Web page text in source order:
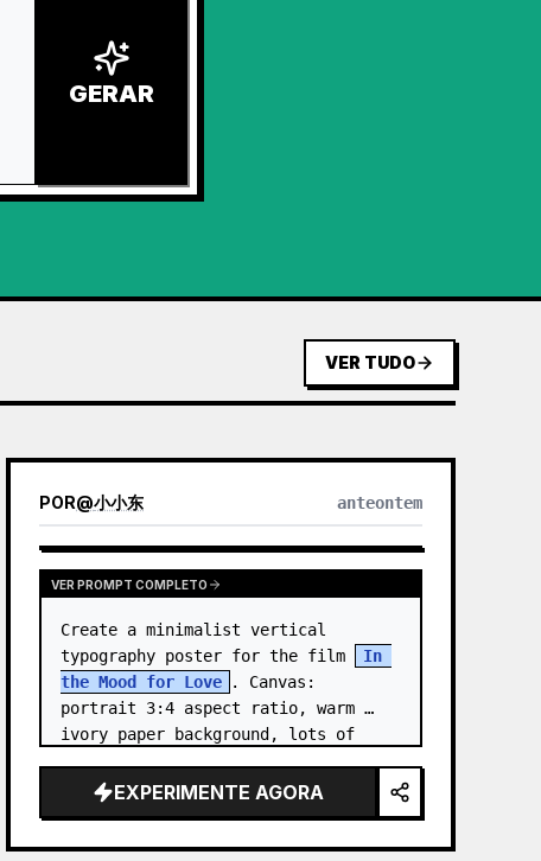
GERAR
VER TUDO
POR@小小东 anteontem
VER PROMPT COMPLETO
Create a minimalist vertical
typography poster for the film
In
the Mood for Love
. Canvas:
portrait 3:4 aspect ratio, warm
ivory paper background, lots of
composition. …
EXPERIMENTE AGORA